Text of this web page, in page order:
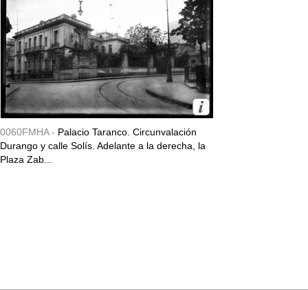
0060FMHA - Palacio Taranco. Circunvalación
Durango y calle Solís. Adelante a la derecha, la
Plaza Zab...